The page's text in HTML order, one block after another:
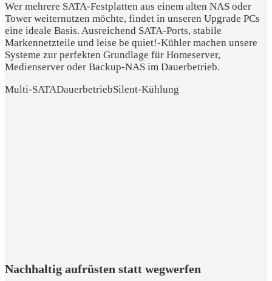
Wer mehrere SATA-Festplatten aus einem alten NAS oder
Tower weiternutzen möchte, findet in unseren Upgrade PCs
eine ideale Basis. Ausreichend SATA-Ports, stabile
Markennetzteile und leise be quiet!-Kühler machen unsere
Systeme zur perfekten Grundlage für Homeserver,
Medienserver oder Backup-NAS im Dauerbetrieb.
Multi-SATADauerbetriebSilent-Kühlung
Nachhaltig aufrüsten statt wegwerfen